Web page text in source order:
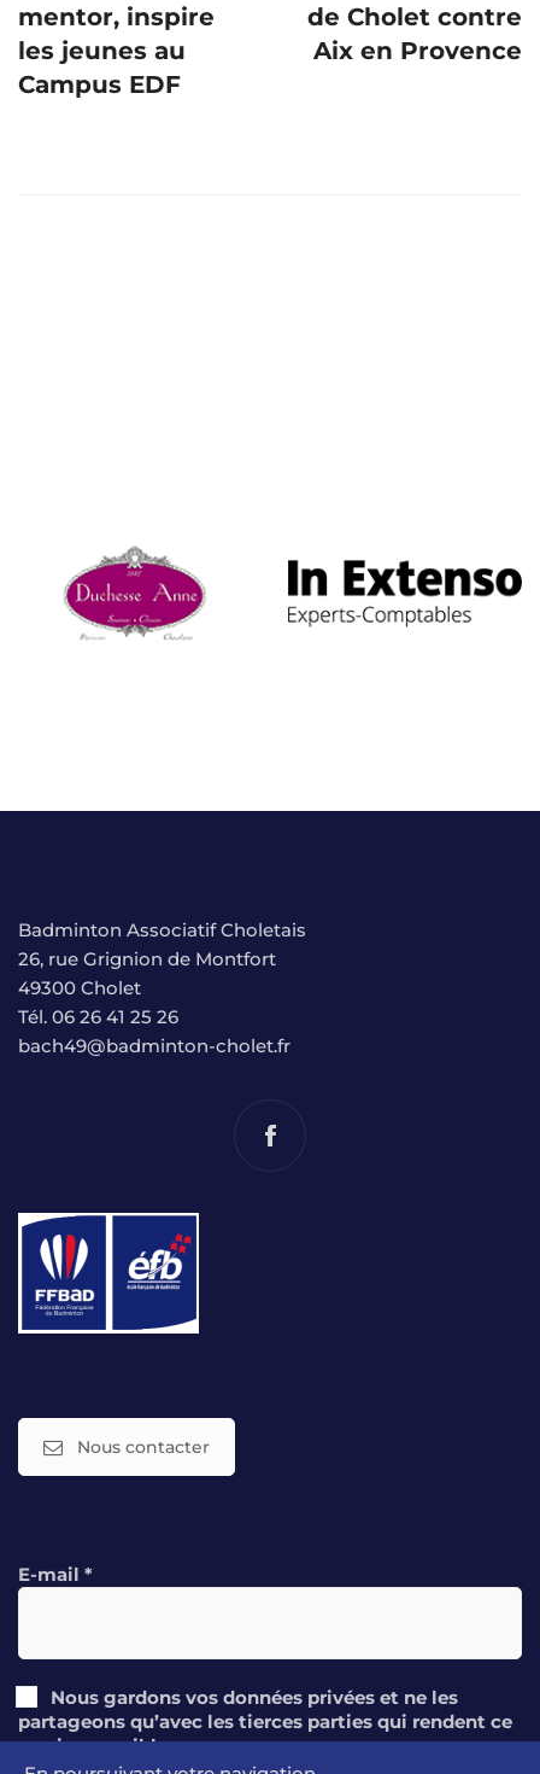
mentor, inspire
les jeunes au
Campus EDF
de Cholet contre
Aix en Provence
Badminton Associatif Choletais
26, rue Grignion de Montfort
49300 Cholet
Tél. 06 26 41 25 26
bach49@badminton-cholet.fr
Nous contacter
E-mail *
Nous gardons vos données privées et ne les
partageons qu’avec les tierces parties qui rendent ce
service possible.